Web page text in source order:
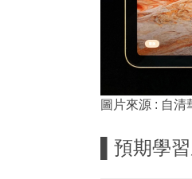
圖片來源 : 自清
預期學